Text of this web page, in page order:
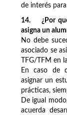
de interés
14. ¿Por
asigna un
No debe
asociado se
TFG/TFM en
En caso de
asignar un
prácticas,
De igual
acuerda